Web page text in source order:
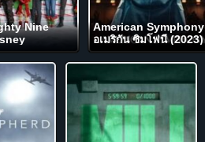
Nine
American Symphony
อเมริกัน ซิมโฟนี (2023)
NETFLIX